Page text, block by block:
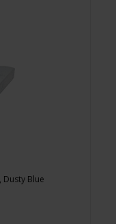
Dusty Blue